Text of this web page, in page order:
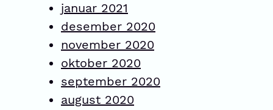
januar 2021
desember 2020
november 2020
oktober 2020
september 2020
august 2020